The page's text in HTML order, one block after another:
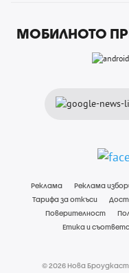
МОБИЛНОТО
Реклама Реклама
Тарифа за откъси
Поверителност
Етика и
© 2026 Нова